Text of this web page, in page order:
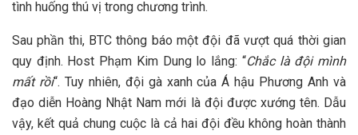
tình huống thú vị trong chương trình.
Sau phần thi, BTC thông báo một đội đã vượt quá thời gian
quy định. Host Phạm Kim Dung lo lắng: “Chắc là đội mình
mất rồi“. Tuy nhiên, đội gà xanh của Á hậu Phương Anh và
đạo diễn Hoàng Nhật Nam mới là đội được xướng tên. Dẫu
vậy, kết quả chung cuộc là cả hai đội đều không hoàn thành